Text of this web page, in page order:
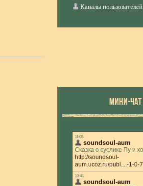
Каналы пользователей
МИНИ-ЧАТ